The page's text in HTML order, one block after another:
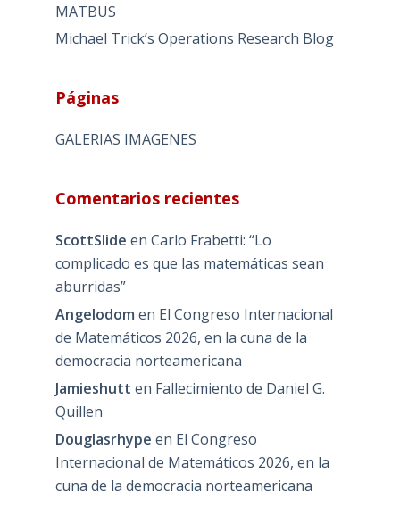
MATBUS
Michael Trick’s Operations Research Blog
Páginas
GALERIAS IMAGENES
Comentarios recientes
ScottSlide en Carlo Frabetti: “Lo
complicado es que las matemáticas sean
aburridas”
Angelodom en El Congreso Internacional
de Matemáticos 2026, en la cuna de la
democracia norteamericana
Jamieshutt en Fallecimiento de Daniel G.
Quillen
Douglasrhype en El Congreso
Internacional de Matemáticos 2026, en la
cuna de la democracia norteamericana